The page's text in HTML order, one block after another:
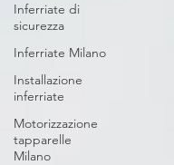
Inferriate di
sicurezza
Inferriate Milano
Installazione
inferriate
Motorizzazione
tapparelle
Milano